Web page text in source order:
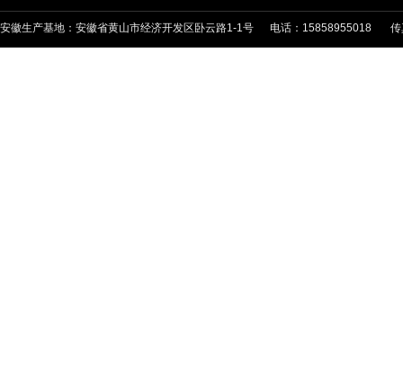
安徽生产基地：安徽省黄山市经济开发区卧云路1-1号 电话：15858955018